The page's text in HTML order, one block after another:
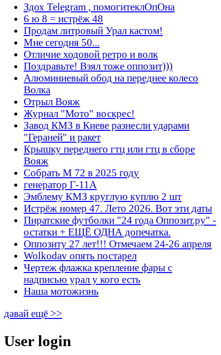
Здох Telegram , помогитеклОпОна
6 ю 8 = истрёж 48
Продам литровый Урал кастом!
Мне сегодня 50...
Отличие ходовой ретро и волк
Поздравьте! Взял тоже оппозит)))
Алюминиевый обод на переднее колесо
Волка
Отрыл Вояж
Журнал "Мото" воскрес!
Завод КМЗ в Киеве разнесли ударами
"Гераней" и ракет
Крышку переднего гтц или гтц в сборе
Вояж
Собрать М 72 в 2025 году
генератор Г-11А
Эмблему КМЗ круглую куплю 2 шт
Истрёж номер 47. Лето 2026. Вот эти даты
Пиратские футболки "24 года Оппозит.ру" -
остатки + ЕЩЁ ОДНА допечатка.
Оппозиту 27 лет!!! Отмечаем 24-26 апреля
Wolkodav опять постарел
Чертеж флажка крепление фары с
надписью урал у кого есть
Наша мотожизнь
давай ещё >>
User login